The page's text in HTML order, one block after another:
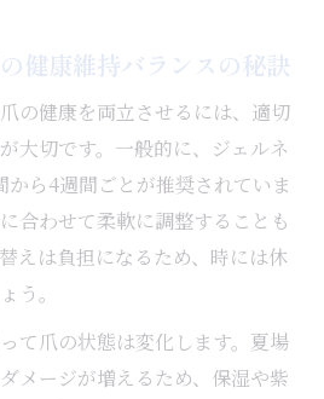
健康維持バランスの秘訣
の健康を両立させるには、適切
大切です。一般的に、ジェルネ
から4週間ごとが推奨されていま
合わせて柔軟に調整することも
えは負担になるため、時には休
う。
て爪の状態は変化します。夏場
メージが増えるため、保湿や紫